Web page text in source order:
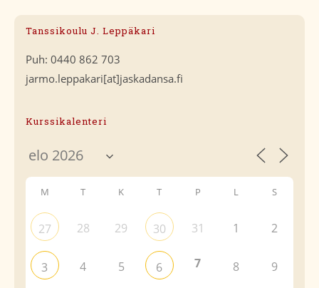
Tanssikoulu J. Leppäkari
Puh: 0440 862 703
jarmo.leppakari[at]jaskadansa.fi
Kurssikalenteri
M T K T P L S
27 28 29 30 31 1 2
3 4 5 6 7 8 9